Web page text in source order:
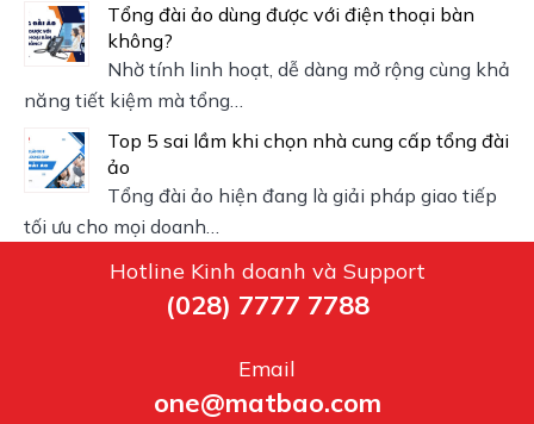
Tổng đài ảo dùng được với điện thoại bàn
không?
Nhờ tính linh hoạt, dễ dàng mở rộng cùng khả
năng tiết kiệm mà tổng…
Top 5 sai lầm khi chọn nhà cung cấp tổng đài
ảo
Tổng đài ảo hiện đang là giải pháp giao tiếp
tối ưu cho mọi doanh…
Hotline Kinh doanh và Support
(028) 7777 7788
Email
one@matbao.com